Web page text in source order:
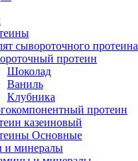
сывороточного протеина
протеин
Шоколад
Ваниль
Клубника
протеин
казеиновый
Основные
и минералы